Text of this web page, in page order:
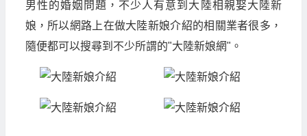
男性的婚姻問題，不少人有意到大陸相親娶大陸新
娘，所以網路上在做大陸新娘介紹的相關業者很多，
隨便都可以搜尋到不少所謂的"大陸新娘網"。